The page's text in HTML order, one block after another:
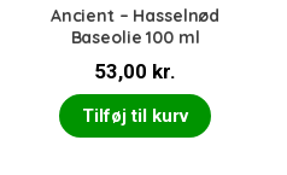
Ancient – Hasselnød
Baseolie 100 ml
53,00 kr.
Tilføj til kurv